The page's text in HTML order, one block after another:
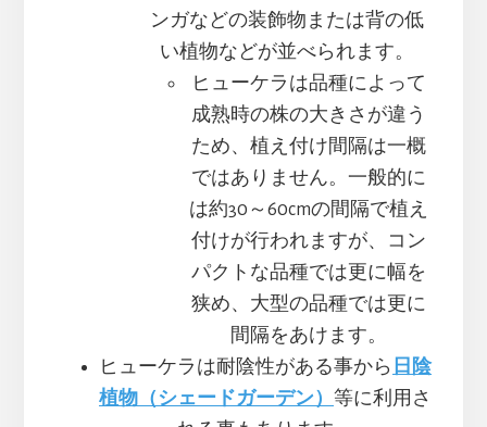
ンガなどの装飾物または背の低
い植物などが並べられます。
ヒューケラは品種によって
成熟時の株の大きさが違う
ため、植え付け間隔は一概
ではありません。一般的に
は約30～60cmの間隔で植え
付けが行われますが、コン
パクトな品種では更に幅を
狭め、大型の品種では更に
間隔をあけます。
ヒューケラは耐陰性がある事から 日陰
植物（シェードガーデン） 等に利用さ